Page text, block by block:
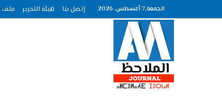
الجمعة,7 أغسطس, 2026 إتصل بنا هيئة التحرير ملف